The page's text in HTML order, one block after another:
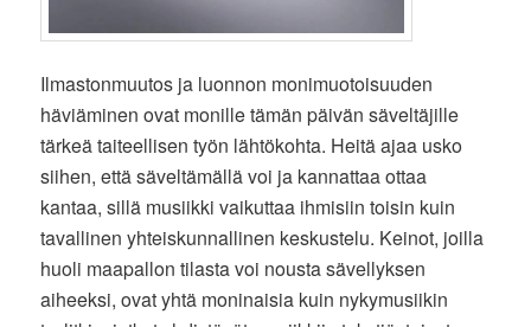
Ilmastonmuutos ja luonnon monimuotoisuuden
häviäminen ovat monille tämän päivän säveltäjille
tärkeä taiteellisen työn lähtökohta. Heitä ajaa usko
siihen, että säveltämällä voi ja kannattaa ottaa
kantaa, sillä musiikki vaikuttaa ihmisiin toisin kuin
tavallinen yhteiskunnallinen keskustelu. Keinot, joilla
huoli maapallon tilasta voi nousta sävellyksen
aiheeksi, ovat yhtä moninaisia kuin nykymusiikin